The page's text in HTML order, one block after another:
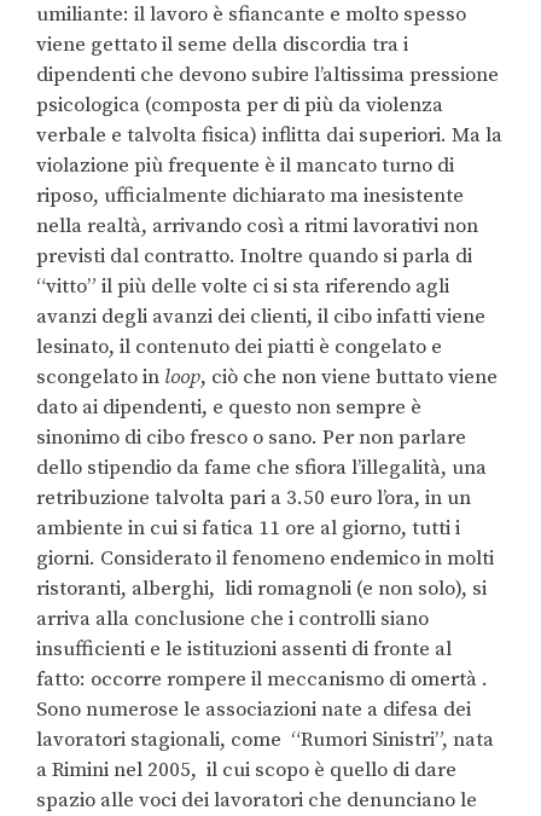
umiliante: il lavoro è sfiancante e molto spesso
viene gettato il seme della discordia tra i
dipendenti che devono subire l’altissima pressione
psicologica (composta per di più da violenza
verbale e talvolta fisica) inflitta dai superiori. Ma la
violazione più frequente è il mancato turno di
riposo, ufficialmente dichiarato ma inesistente
nella realtà, arrivando così a ritmi lavorativi non
previsti dal contratto. Inoltre quando si parla di
“vitto” il più delle volte ci si sta riferendo agli
avanzi degli avanzi dei clienti, il cibo infatti viene
lesinato, il contenuto dei piatti è congelato e
scongelato in loop, ciò che non viene buttato viene
dato ai dipendenti, e questo non sempre è
sinonimo di cibo fresco o sano. Per non parlare
dello stipendio da fame che sfiora l’illegalità, una
retribuzione talvolta pari a 3.50 euro l’ora, in un
ambiente in cui si fatica 11 ore al giorno, tutti i
giorni. Considerato il fenomeno endemico in molti
ristoranti, alberghi, lidi romagnoli (e non solo), si
arriva alla conclusione che i controlli siano
insufficienti e le istituzioni assenti di fronte al
fatto: occorre rompere il meccanismo di omertà .
Sono numerose le associazioni nate a difesa dei
lavoratori stagionali, come “Rumori Sinistri”, nata
a Rimini nel 2005, il cui scopo è quello di dare
spazio alle voci dei lavoratori che denunciano le